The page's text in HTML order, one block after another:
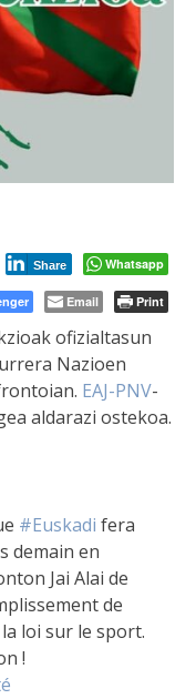
Share Whatsapp
Email Print
ofizialtasun
Nazioen
EAJ-PNV-
aldarazi ostekoa.
#Euskadi fera
demain en
Jai Alai de
de
loi sur le sport.
!